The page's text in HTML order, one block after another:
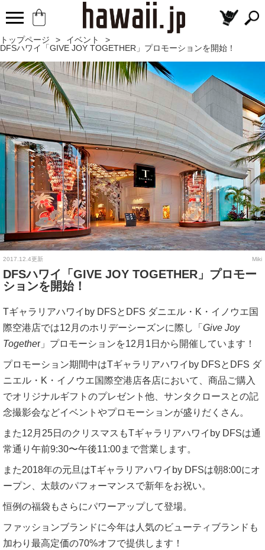
トップページ > イベント
>
DFSハワイ「GIVE JOY TOGETHER」プロモーションを開始！
2017.12.4更新 Miki
DFSハワイ「GIVE JOY TOGETHER」プロモー
ションを開始！
Tギャラリアハワイby DFSとDFS ダニエル・K・イノウエ国
際空港店では12月のホリデーシーズンに際し「 Give Joy
Together」プロモーションを12月1日から開催しています！
プロモーション期間中はTギャラリアハワイby DFSとDFS ダ
ニエル・K・イノウエ国際空港店各店において、商品ご購入
でオリジナルギフトのプレゼント他、サンタクロースとの記
念撮影会などイベントやプロモーションが盛りだくさん。
また12月25日のクリスマスもTギャラリアハワイby DFSは通
常通り午前9:30〜午後11:00まで営業します。
また2018年の元旦はTギャラリアハワイby DFSは朝8:00にオ
ープン、太鼓のパフォーマンスで新年をお祝い。
恒例の福袋もさらにパワーアップして登場。
ファッションブランドに今年は人気のビューティブランドも
加わり最高定価の70%オフで提供します！